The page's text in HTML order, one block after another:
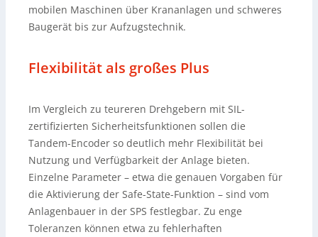
mobilen Maschinen über Krananlagen und schweres
Baugerät bis zur Aufzugstechnik.
Flexibilität als großes Plus
Im Vergleich zu teureren Drehgebern mit SIL-
zertifizierten Sicherheitsfunktionen sollen die
Tandem-Encoder so deutlich mehr Flexibilität bei
Nutzung und Verfügbarkeit der Anlage bieten.
Einzelne Parameter – etwa die genauen Vorgaben für
die Aktivierung der Safe-State-Funktion – sind vom
Anlagenbauer in der SPS festlegbar. Zu enge
Toleranzen können etwa zu fehlerhaften